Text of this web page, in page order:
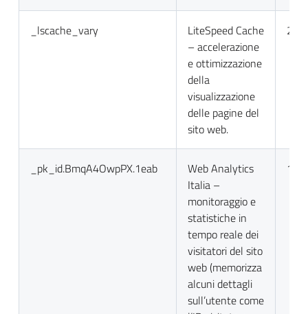
_lscache_vary
LiteSpeed Cache
– accelerazione
e ottimizzazione
della
visualizzazione
delle pagine del
sito web.
2
_pk_id.BmqA4OwpPX.1eab
Web Analytics
Italia –
monitoraggio e
statistiche in
tempo reale dei
visitatori del sito
web (memorizza
alcuni dettagli
sull’utente come
13